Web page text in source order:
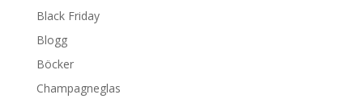
Black Friday
Blogg
Böcker
Champagneglas